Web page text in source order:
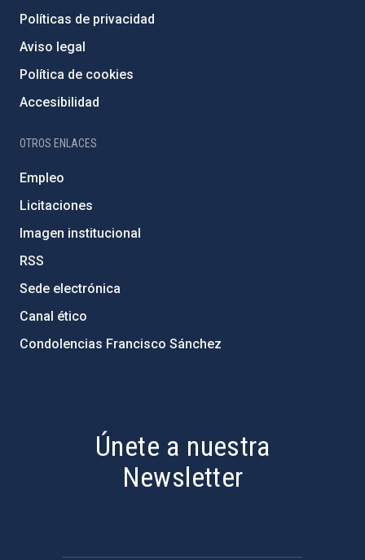
Políticas de privacidad
Aviso legal
Política de cookies
Accesibilidad
OTROS ENLACES
Empleo
Licitaciones
Imagen institucional
RSS
Sede electrónica
Canal ético
Condolencias Francisco Sánchez
Únete a nuestra
Newsletter